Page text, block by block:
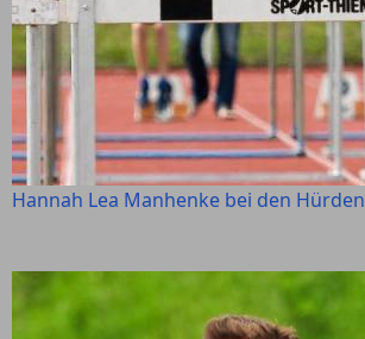
Hannah Lea Manhenke bei den Hürden